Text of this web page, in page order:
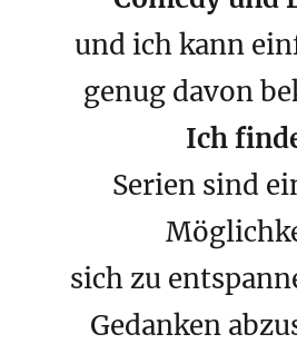
und ich kann
genug davon
Ich
Serien sind
sich zu
Gedanken